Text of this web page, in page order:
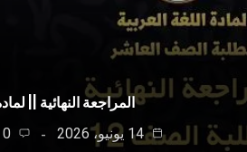
المراجعة النهائية || لمادة اللغة…
0
57